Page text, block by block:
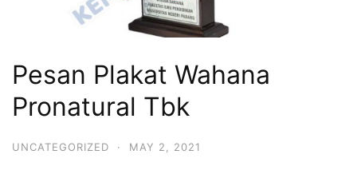
Pesan Plakat Wahana
Pronatural Tbk
UNCATEGORIZED · MAY 2, 2021